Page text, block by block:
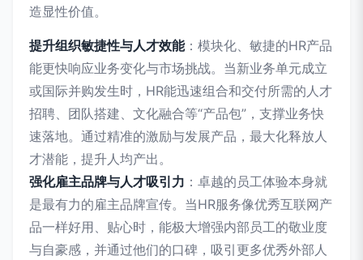
造显性价值。
提升组织敏捷性与人才效能：模块化、敏捷的HR产品
能更快响应业务变化与市场挑战。当新业务单元成立
或国际并购发生时，HR能迅速组合和交付所需的人才
招聘、团队搭建、文化融合等“产品包”，支撑业务快
速落地。通过精准的激励与发展产品，最大化释放人
才潜能，提升人均产出。
强化雇主品牌与人才吸引力 ：卓越的员工体验本身就
是最有力的雇主品牌宣传。当HR服务像优秀互联网产
品一样好用、贴心时，能极大增强内部员工的敬业度
与自豪感，并通过他们的口碑，吸引更多优秀外部人